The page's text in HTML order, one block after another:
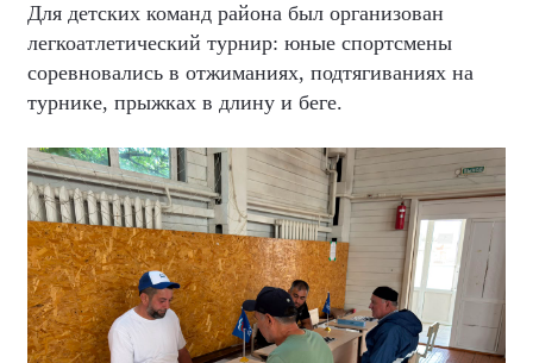
Для детских команд района был организован
легкоатлетический турнир: юные спортсмены
соревновались в отжиманиях, подтягиваниях на
турнике, прыжках в длину и беге.